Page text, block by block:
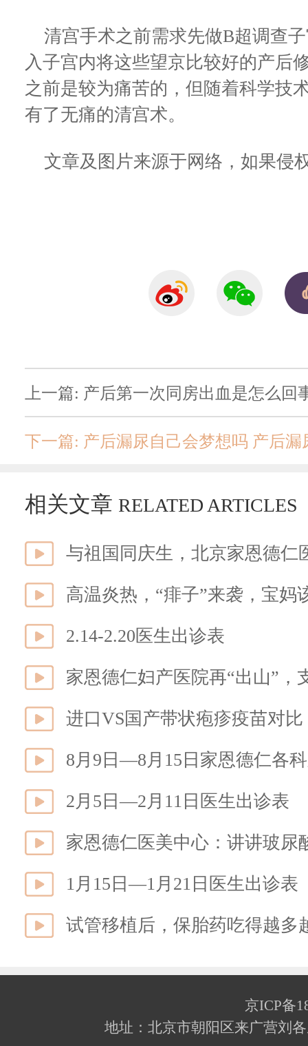
清宫手术之前需求先做B超调查
入子宫内将这些望京比较好的产后
之前是较为痛苦的，但随着科学技
有了无痛的清宫术。
文章及图片来源于网络，如果侵
相关文章 RELATED ARTICLES
与祖国同庆生，北京家恩德仁
高温炎热，“痱子”来袭，宝妈
2.14-2.20医生出诊表
家恩德仁妇产医院再“出山”
进口VS国产带状疱疹疫苗对
8月9日—8月15日家恩德仁各
2月5日—2月11日医生出诊表
家恩德仁医美中心：讲讲玻尿
1月15日—1月21日医生出诊表
试管移植后，保胎药吃得越多
京ICP备
地址：北京市朝阳区来广营刘